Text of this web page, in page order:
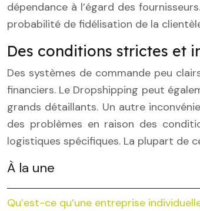
dépendance à l’égard des
probabilité de fidélisation de la
Des conditions strictes et
Des systèmes de commande peu
financiers. Le Dropshipping peut
grands détaillants. Un autre
des problèmes en raison des
logistiques spécifiques. La plupart de
À la une
Qu’est-ce qu’une entreprise